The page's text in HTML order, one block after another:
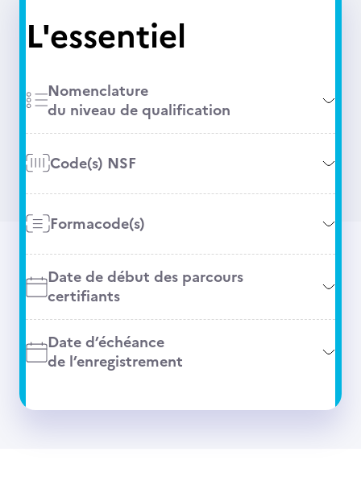
L'essentiel
Nomenclature
du niveau de qualification
Code(s) NSF
Formacode(s)
Date de début des parcours
certifiants
Date d’échéance
de l’enregistrement